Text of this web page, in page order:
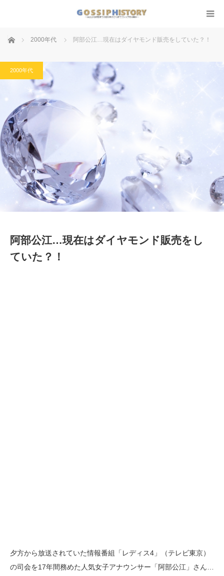
ホーム 2000年代 阿部公江…現在はダイヤモンド販売をしていた？！
2000年代
阿部公江…現在はダイヤモンド販売をし
ていた？！
夕方から放送されていた情報番組「レディス4」（テレビ東京）
の司会を17年間務めた人気女子アナウンサー「阿部公江」さん…